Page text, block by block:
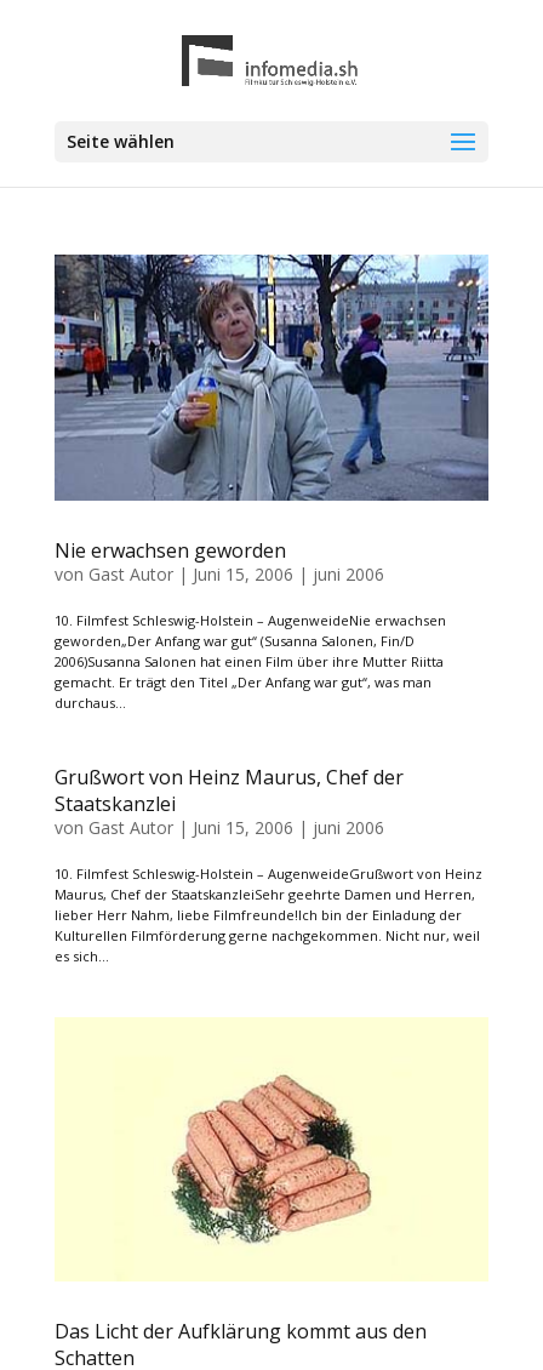
Seite wählen
Nie erwachsen geworden
von Gast Autor| Juni 15, 2006 | juni 2006
10. Filmfest Schleswig-Holstein – AugenweideNie erwachsen
geworden„Der Anfang war gut“ (Susanna Salonen, Fin/D
2006)Susanna Salonen hat einen Film über ihre Mutter Riitta
gemacht. Er trägt den Titel „Der Anfang war gut“, was man
durchaus...
Grußwort von Heinz Maurus, Chef der
Staatskanzlei
von Gast Autor| Juni 15, 2006 | juni 2006
10. Filmfest Schleswig-Holstein – AugenweideGrußwort von Heinz
Maurus, Chef der StaatskanzleiSehr geehrte Damen und Herren,
lieber Herr Nahm, liebe Filmfreunde!Ich bin der Einladung der
Kulturellen Filmförderung gerne nachgekommen. Nicht nur, weil
es sich...
Das Licht der Aufklärung kommt aus den
Schatten